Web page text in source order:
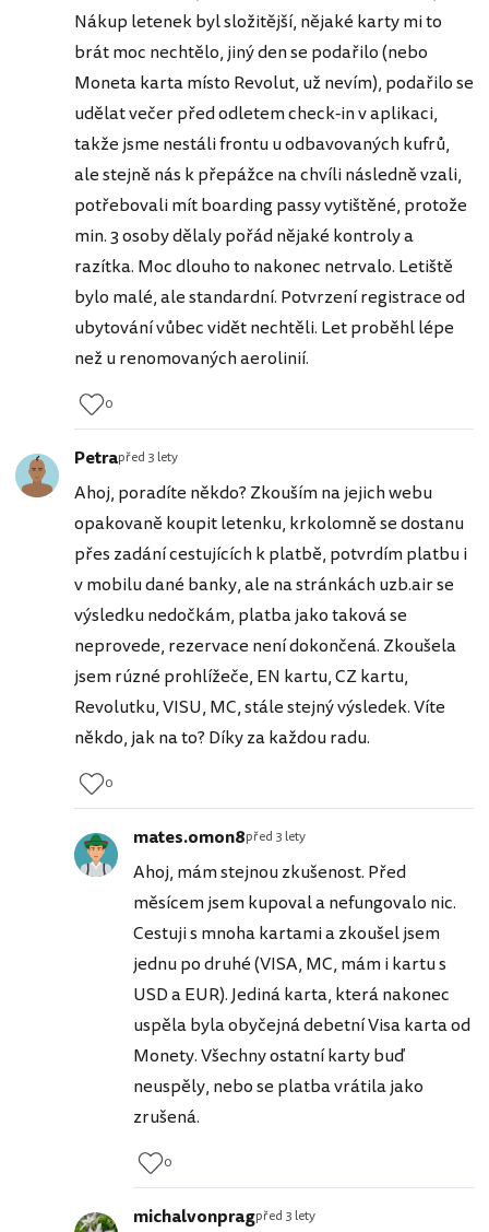
Nákup letenek byl složitější, nějaké karty mi to
brát moc nechtělo, jiný den se podařilo (nebo
Moneta karta místo Revolut, už nevím), podařilo se
udělat večer před odletem check-in v aplikaci,
takže jsme nestáli frontu u odbavovaných kufrů,
ale stejně nás k přepážce na chvíli následně vzali,
potřebovali mít boarding passy vytištěné, protože
min. 3 osoby dělaly pořád nějaké kontroly a
razítka. Moc dlouho to nakonec netrvalo. Letiště
bylo malé, ale standardní. Potvrzení registrace od
ubytování vůbec vidět nechtěli. Let proběhl lépe
než u renomovaných aerolinií.
0
Petrapřed 3 lety
Ahoj, poradíte někdo? Zkouším na jejich webu
opakovaně koupit letenku, krkolomně se dostanu
přes zadání cestujících k platbě, potvrdím platbu i
v mobilu dané banky, ale na stránkách uzb.air se
výsledku nedočkám, platba jako taková se
neprovede, rezervace není dokončená. Zkoušela
jsem rúzné prohlížeče, EN kartu, CZ kartu,
Revolutku, VISU, MC, stále stejný výsledek. Víte
někdo, jak na to? Díky za každou radu.
0
mates.omon8před 3 lety
Ahoj, mám stejnou zkušenost. Před
měsícem jsem kupoval a nefungovalo nic.
Cestuji s mnoha kartami a zkoušel jsem
jednu po druhé (VISA, MC, mám i kartu s
USD a EUR). Jediná karta, která nakonec
uspěla byla obyčejná debetní Visa karta od
Monety. Všechny ostatní karty buď
neuspěly, nebo se platba vrátila jako
zrušená.
0
michalvonpragpřed 3 lety